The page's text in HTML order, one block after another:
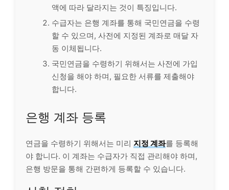
액에 따라 달라지는 것이 특징입니다.
수급자는 은행 계좌를 통해 국민연금을 수령
할 수 있으며, 사전에 지정된 계좌로 매달 자
동 이체됩니다.
국민연금을 수령하기 위해서는 사전에 가입
신청을 해야 하며, 필요한 서류를 제출해야
합니다.
은행 계좌 등록
연금을 수령하기 위해서는 미리 지정 계좌를 등록해
야 합니다. 이 계좌는 수급자가 직접 관리해야 하며,
은행 방문을 통해 간편하게 등록할 수 있습니다.